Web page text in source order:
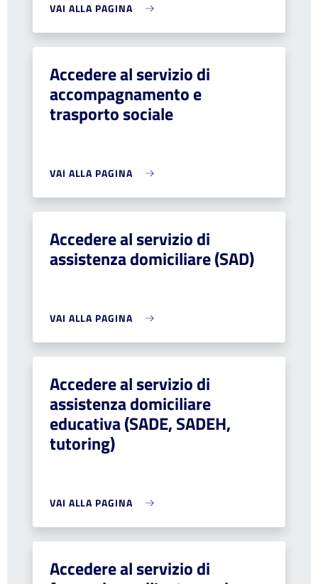
VAI ALLA PAGINA
Accedere al servizio di
accompagnamento e
trasporto sociale
VAI ALLA PAGINA
Accedere al servizio di
assistenza domiciliare (SAD)
VAI ALLA PAGINA
Accedere al servizio di
assistenza domiciliare
educativa (SADE, SADEH,
tutoring)
VAI ALLA PAGINA
Accedere al servizio di